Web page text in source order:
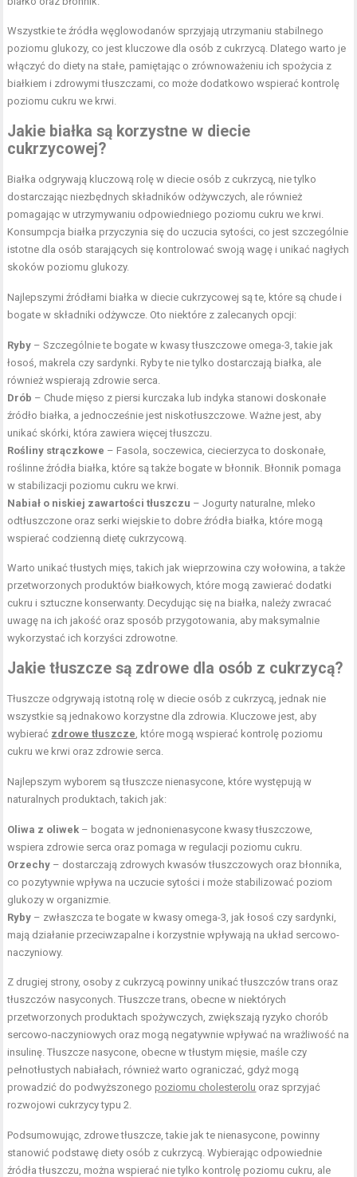
Wszystkie te źródła węglowodanów sprzyjają utrzymaniu stabilnego
poziomu glukozy, co jest kluczowe dla osób z cukrzycą. Dlatego warto je
włączyć do diety na stałe, pamiętając o zrównoważeniu ich spożycia z
białkiem i zdrowymi tłuszczami, co może dodatkowo wspierać kontrolę
poziomu cukru we krwi.
Jakie białka są korzystne w diecie
cukrzycowej?
Białka odgrywają kluczową rolę w diecie osób z cukrzycą, nie tylko
dostarczając niezbędnych składników odżywczych, ale również
pomagając w utrzymywaniu odpowiedniego poziomu cukru we krwi.
Konsumpcja białka przyczynia się do uczucia sytości, co jest szczególnie
istotne dla osób starających się kontrolować swoją wagę i unikać nagłych
skoków poziomu glukozy.
Najlepszymi źródłami białka w diecie cukrzycowej są te, które są chude i
bogate w składniki odżywcze. Oto niektóre z zalecanych opcji:
Ryby – Szczególnie te bogate w kwasy tłuszczowe omega-3, takie jak
łosoś, makrela czy sardynki. Ryby te nie tylko dostarczają białka, ale
również wspierają zdrowie serca.
Drób – Chude mięso z piersi kurczaka lub indyka stanowi doskonałe
źródło białka, a jednocześnie jest niskotłuszczowe. Ważne jest, aby
unikać skórki, która zawiera więcej tłuszczu.
Rośliny strączkowe – Fasola, soczewica, ciecierzyca to doskonałe,
roślinne źródła białka, które są także bogate w błonnik. Błonnik pomaga
w stabilizacji poziomu cukru we krwi.
Nabiał o niskiej zawartości tłuszczu – Jogurty naturalne, mleko
odtłuszczone oraz serki wiejskie to dobre źródła białka, które mogą
wspierać codzienną dietę cukrzycową.
Warto unikać tłustych mięs, takich jak wieprzowina czy wołowina, a także
przetworzonych produktów białkowych, które mogą zawierać dodatki
cukru i sztuczne konserwanty. Decydując się na białka, należy zwracać
uwagę na ich jakość oraz sposób przygotowania, aby maksymalnie
wykorzystać ich korzyści zdrowotne.
Jakie tłuszcze są zdrowe dla osób z cukrzycą?
Tłuszcze odgrywają istotną rolę w diecie osób z cukrzycą, jednak nie
wszystkie są jednakowo korzystne dla zdrowia. Kluczowe jest, aby
wybierać zdrowe tłuszcze , które mogą wspierać kontrolę poziomu
cukru we krwi oraz zdrowie serca.
Najlepszym wyborem są tłuszcze nienasycone, które występują w
naturalnych produktach, takich jak:
Oliwa z oliwek – bogata w jednonienasycone kwasy tłuszczowe,
wspiera zdrowie serca oraz pomaga w regulacji poziomu cukru.
Orzechy – dostarczają zdrowych kwasów tłuszczowych oraz błonnika,
co pozytywnie wpływa na uczucie sytości i może stabilizować poziom
glukozy w organizmie.
Ryby – zwłaszcza te bogate w kwasy omega-3, jak łosoś czy sardynki,
mają działanie przeciwzapalne i korzystnie wpływają na układ sercowo-
naczyniowy.
Z drugiej strony, osoby z cukrzycą powinny unikać tłuszczów trans oraz
tłuszczów nasyconych. Tłuszcze trans, obecne w niektórych
przetworzonych produktach spożywczych, zwiększają ryzyko chorób
sercowo-naczyniowych oraz mogą negatywnie wpływać na wrażliwość na
insulinę. Tłuszcze nasycone, obecne w tłustym mięsie, maśle czy
pełnotłustych nabiałach, również warto ograniczać, gdyż mogą
prowadzić do podwyższonego poziomu cholesterolu oraz sprzyjać
rozwojowi cukrzycy typu 2.
Podsumowując, zdrowe tłuszcze, takie jak te nienasycone, powinny
stanowić podstawę diety osób z cukrzycą. Wybierając odpowiednie
źródła tłuszczu, można wspierać nie tylko kontrolę poziomu cukru, ale